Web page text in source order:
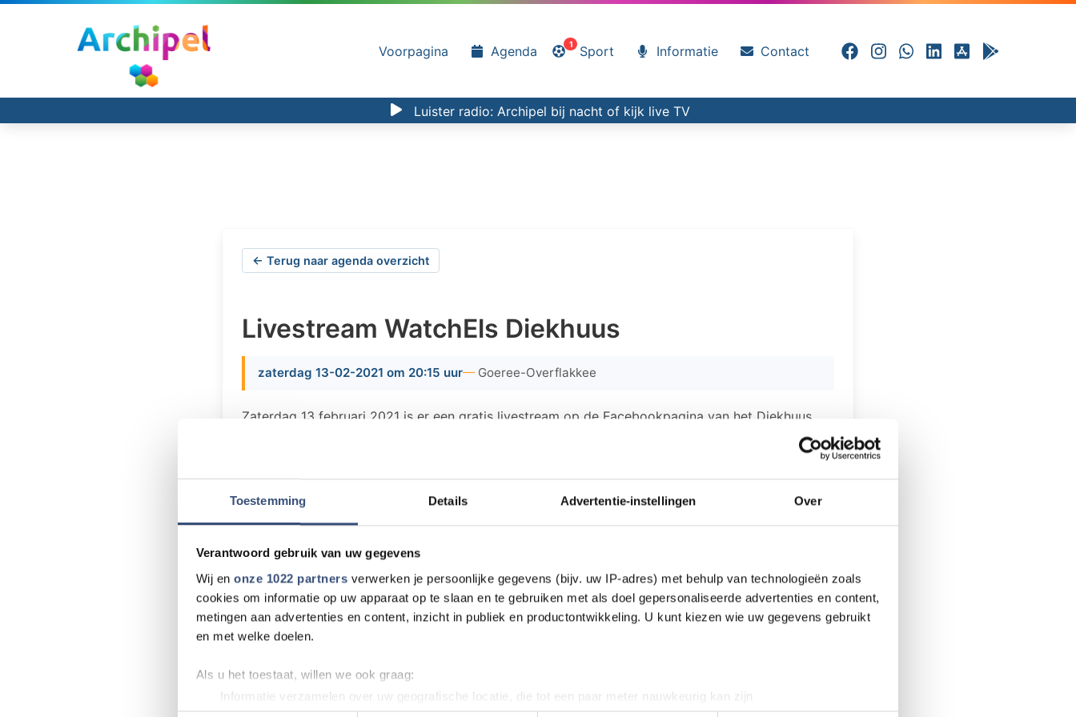
Toestemming Details Advertentie-instellingen Over
Verantwoord gebruik van uw gegevens
Wij en onze 1022 partners verwerken je persoonlijke gegevens (bijv. uw IP-adres) met behulp van technologieën zoals
cookies om informatie op uw apparaat op te slaan en te gebruiken met als doel gepersonaliseerde advertenties en content,
metingen aan advertenties en content, inzicht in publiek en productontwikkeling. U kunt kiezen wie uw gegevens gebruikt
en met welke doelen.
Als u het toestaat, willen we ook graag:
Informatie verzamelen over uw geografische locatie, die tot een paar meter nauwkeurig kan zijn
Voorpagina Agenda 1 Sport Informatie Contact
Luister radio: Archipel bij nacht of kijk live TV
← Terug naar agenda overzicht
Livestream WatchEls Diekhuus
zaterdag 13-02-2021 om 20:15 uur Goeree-Overflakkee
Zaterdag 13 februari 2021 is er een gratis livestream op de Facebookpagina van het Diekhuus
van het optreden van WatchEls in onze Rabobankzaal. Het is ook mogelijk om mee toe doen aan
enthousiasme en inzet spelen. Naast een aantal popballads bestaat hun repertoire uit
Klik hier voor de Facebookpagina van het Diekhuus.
Meer nieuws van Goeree-Overflakkee:
Natuurbrand in duingebied Ouddorp na grootschalige inzet onder controle